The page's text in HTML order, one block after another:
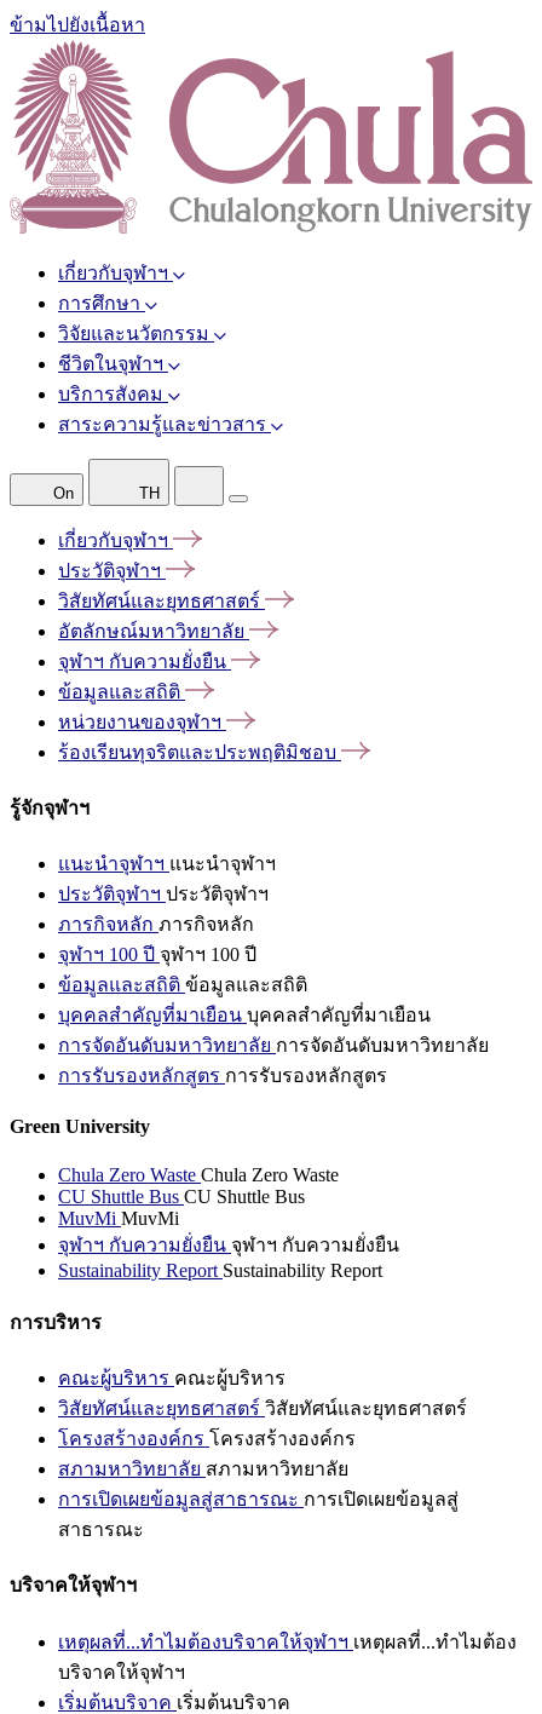
ข้ามไปยังเนื้อหา
เกี่ยวกับจุฬาฯ
การศึกษา
วิจัยและนวัตกรรม
ชีวิตในจุฬาฯ
บริการสังคม
สาระความรู้และข่าวสาร
On TH
เกี่ยวกับจุฬาฯ
ประวัติจุฬาฯ
วิสัยทัศน์และยุทธศาสตร์
อัตลักษณ์มหาวิทยาลัย
จุฬาฯ กับความยั่งยืน
ข้อมูลและสถิติ
หน่วยงานของจุฬาฯ
ร้องเรียนทุจริตและประพฤติมิชอบ
รู้จักจุฬาฯ
แนะนำจุฬาฯ แนะนำจุฬาฯ
ประวัติจุฬาฯ ประวัติจุฬาฯ
ภารกิจหลัก ภารกิจหลัก
จุฬาฯ 100 ปี จุฬาฯ 100 ปี
ข้อมูลและสถิติ ข้อมูลและสถิติ
บุคคลสำคัญที่มาเยือน บุคคลสำคัญที่มาเยือน
การจัดอันดับมหาวิทยาลัย การจัดอันดับมหาวิทยาลัย
การรับรองหลักสูตร การรับรองหลักสูตร
Green University
Chula Zero Waste Chula Zero Waste
CU Shuttle Bus CU Shuttle Bus
MuvMi MuvMi
จุฬาฯ กับความยั่งยืน จุฬาฯ กับความยั่งยืน
Sustainability Report Sustainability Report
การบริหาร
คณะผู้บริหาร คณะผู้บริหาร
วิสัยทัศน์และยุทธศาสตร์ วิสัยทัศน์และยุทธศาสตร์
โครงสร้างองค์กร โครงสร้างองค์กร
สภามหาวิทยาลัย สภามหาวิทยาลัย
การเปิดเผยข้อมูลสู่สาธารณะ การเปิดเผยข้อมูลสู่
สาธารณะ
บริจาคให้จุฬาฯ
เหตุผลที่...ทำไมต้องบริจาคให้จุฬาฯ เหตุผลที่...ทำไมต้อง
บริจาคให้จุฬาฯ
เริ่มต้นบริจาค เริ่มต้นบริจาค